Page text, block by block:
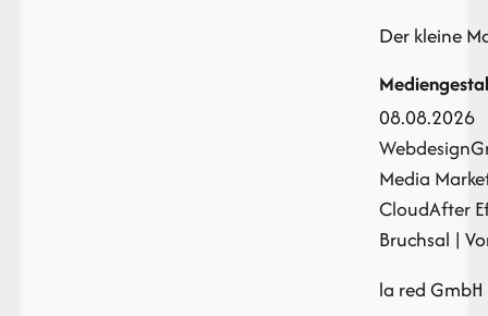
Der kleine
08.08.2026
Webdesign
Media
CloudAfter
Bruchsal |
la red GmbH